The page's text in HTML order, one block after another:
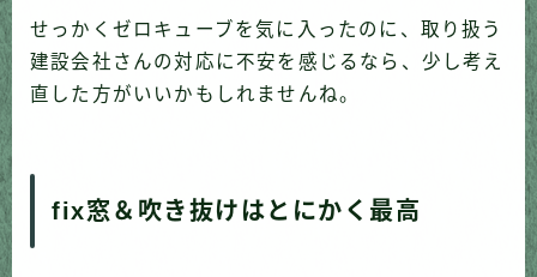
せっかくゼロキューブを気に入ったのに、取り扱う
建設会社さんの対応に不安を感じるなら、少し考え
直した方がいいかもしれませんね。
fix窓＆吹き抜けはとにかく最高